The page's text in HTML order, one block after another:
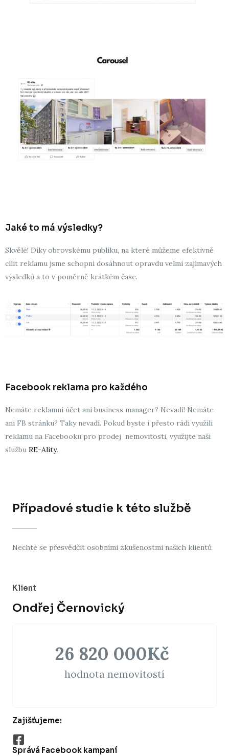
Jaké to má výsledky?
Skvělé! Díky obrovskému publiku, na které můžeme efektivně
cílit reklamu jsme schopni dosáhnout opravdu velmi zajímavých
výsledků a to v poměrně krátkém čase.
Facebook reklama pro každého
Nemáte reklamní účet ani business manager? Nevadí! Nemáte
ani FB stránku? Taky nevadí. Pokud byste i přesto rádi využili
reklamu na Facebooku pro prodej nemovitosti, využijte naší
službu RE-Ality.
Případové studie k této službě
Nechte se přesvědčit osobními zkušenostmi našich klientů
Klient
Ondřej Černovický
hodnota nemovitostí
26 820 000Kč
Zajišťujeme:
Správá Facebook kampaní